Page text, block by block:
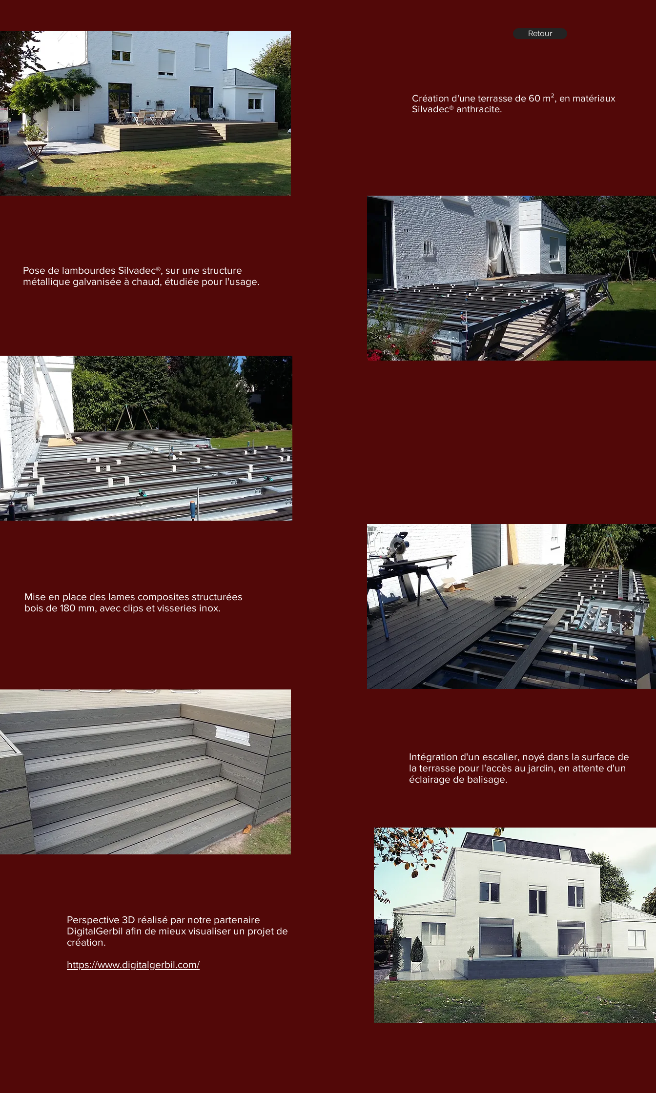
Pose de lambourdes Silvadec®, sur une structure
métallique galvanisée à chaud, étudiée pour l'usage.
Mise en place des lames composites structurées
bois de 180 mm, avec clips et visseries inox.
Perspective 3D réalisé par notre partenaire
DigitalGerbil afin de mieux visualiser un projet de
création.
https://www.digitalgerbil.com/
Retour
Création d'une terrasse de 60 m², en matériaux
Silvadec® anthracite.
Intégration d'un escalier, noyé dans la surface de
la terrasse pour l'accès au jardin, en attente d'un
éclairage de balisage.